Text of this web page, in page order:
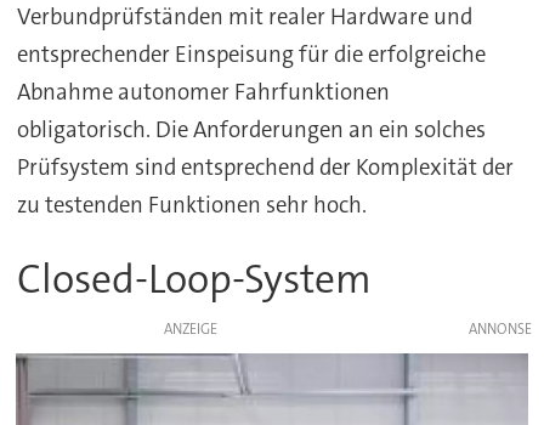
Verbundprüfständen mit realer Hardware und
entsprechender Einspeisung für die erfolgreiche
Abnahme autonomer Fahrfunktionen
obligatorisch. Die Anforderungen an ein solches
Prüfsystem sind entsprechend der Komplexität der
zu testenden Funktionen sehr hoch.
Closed-Loop-System
ANZEIGE